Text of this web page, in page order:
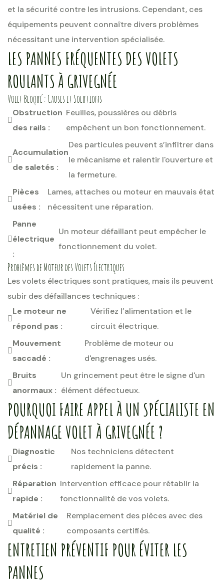
et la sécurité contre les intrusions. Cependant, ces
équipements peuvent connaître divers problèmes
nécessitant une intervention spécialisée.
LES PANNES FRÉQUENTES DES VOLETS
ROULANTS À GRIVEGNÉE
Volet Bloqué : Causes et Solutions
Obstruction
des rails :
Feuilles, poussières ou débris
empêchent un bon fonctionnement.
Accumulation
de saletés :
Des particules peuvent s’infiltrer dans
le mécanisme et ralentir l'ouverture et
la fermeture.
Pièces
usées :
Lames, attaches ou moteur en mauvais état
nécessitent une réparation.
Panne
électrique
:
Un moteur défaillant peut empêcher le
fonctionnement du volet.
Problèmes de Moteur des Volets Électriques
Les volets électriques sont pratiques, mais ils peuvent
subir des défaillances techniques :
Le moteur ne
répond pas :
Vérifiez l’alimentation et le
circuit électrique.
Mouvement
saccadé :
Problème de moteur ou
d'engrenages usés.
Bruits
anormaux :
Un grincement peut être le signe d'un
élément défectueux.
POURQUOI FAIRE APPEL À UN SPÉCIALISTE EN
DÉPANNAGE VOLET À GRIVEGNÉE ?
Diagnostic
précis :
Nos techniciens détectent
rapidement la panne.
Réparation
rapide :
Intervention efficace pour rétablir la
fonctionnalité de vos volets.
Matériel de
qualité :
Remplacement des pièces avec des
composants certifiés.
ENTRETIEN PRÉVENTIF POUR ÉVITER LES
PANNES